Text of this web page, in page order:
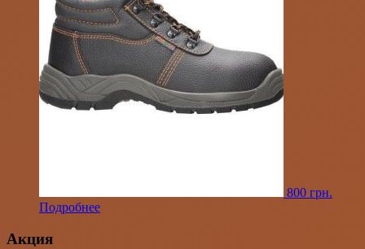
800 грн.
Подробнее
Акция